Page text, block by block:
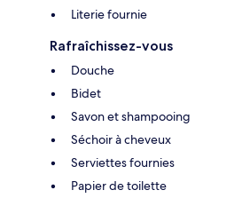
Literie fournie
Rafraîchissez-vous
Douche
Bidet
Savon et shampooing
Séchoir à cheveux
Serviettes fournies
Papier de toilette